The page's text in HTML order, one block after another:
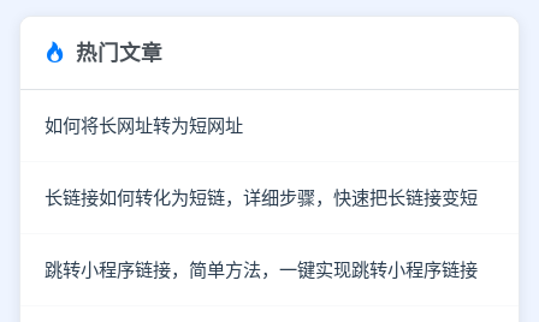
热门文章
如何将长网址转为短网址
长链接如何转化为短链，详细步骤，快速把长链接变短
跳转小程序链接，简单方法，一键实现跳转小程序链接